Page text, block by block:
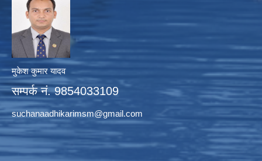
मुकेश कुमार यादव
सम्पर्क नं. 9854033109
suchanaadhikarimsm@gmail.com